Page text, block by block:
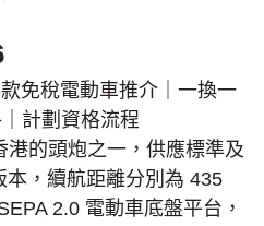
港的頭炮之一，供應標準及
，續航距離分別為 435
2.0 電動車底盤平台，